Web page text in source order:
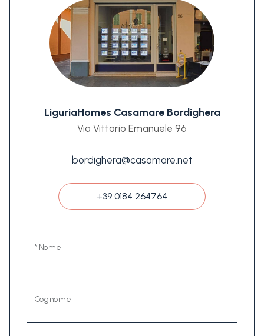
LiguriaHomes Casamare Bordighera
Via Vittorio Emanuele 96
bordighera@casamare.net
+39 0184 264764
* Nome
Cognome